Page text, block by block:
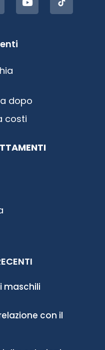
dopo
costi
maschili
con il